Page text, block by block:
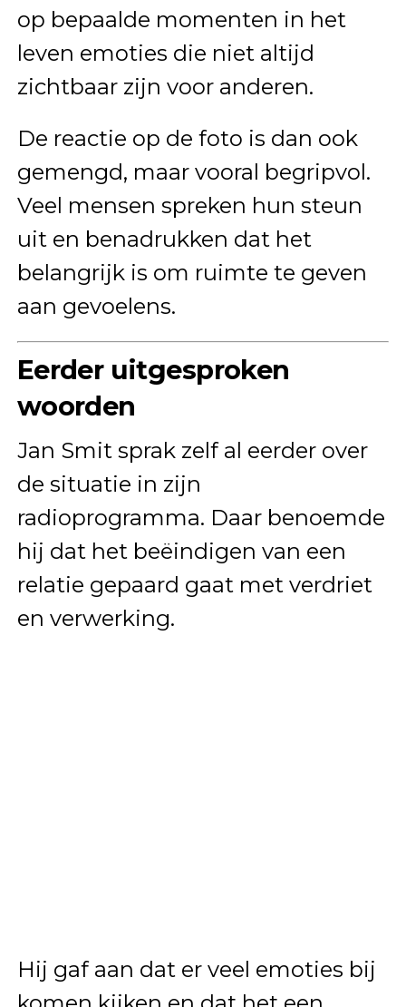
op bepaalde momenten in het
leven emoties die niet altijd
zichtbaar zijn voor anderen.
De reactie op de foto is dan ook
gemengd, maar vooral begripvol.
Veel mensen spreken hun steun
uit en benadrukken dat het
belangrijk is om ruimte te geven
aan gevoelens.
Eerder uitgesproken
woorden
Jan Smit sprak zelf al eerder over
de situatie in zijn
radioprogramma. Daar benoemde
hij dat het beëindigen van een
relatie gepaard gaat met verdriet
en verwerking.
Hij gaf aan dat er veel emoties bij